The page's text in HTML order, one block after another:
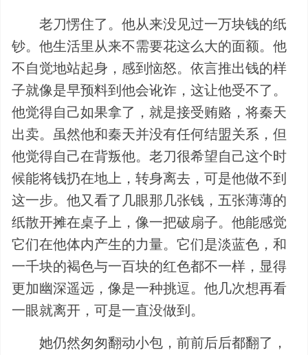
老刀愣住了。他从来没见过一万块钱的纸
钞。他生活里从来不需要花这么大的面额。他
不自觉地站起身，感到恼怒。依言推出钱的样
子就像是早预料到他会讹诈，这让他受不了。
他觉得自己如果拿了，就是接受贿赂，将秦天
出卖。虽然他和秦天并没有任何结盟关系，但
他觉得自己在背叛他。老刀很希望自己这个时
候能将钱扔在地上，转身离去，可是他做不到
这一步。他又看了几眼那几张钱，五张薄薄的
纸散开摊在桌子上，像一把破扇子。他能感觉
它们在他体内产生的力量。它们是淡蓝色，和
一千块的褐色与一百块的红色都不一样，显得
更加幽深遥远，像是一种挑逗。他几次想再看
一眼就离开，可是一直没做到。
她仍然匆匆翻动小包，前前后后都翻了，